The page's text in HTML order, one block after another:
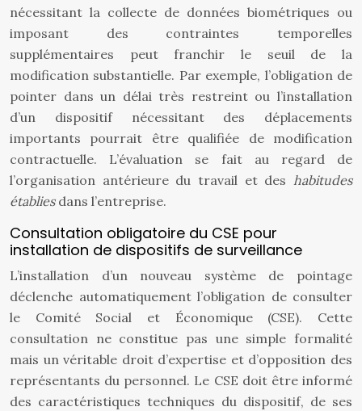
nécessitant la collecte de données biométriques ou
imposant des contraintes temporelles
supplémentaires peut franchir le seuil de la
modification substantielle. Par exemple, l’obligation de
pointer dans un délai très restreint ou l’installation
d’un dispositif nécessitant des déplacements
importants pourrait être qualifiée de modification
contractuelle. L’évaluation se fait au regard de
l’organisation antérieure du travail et des habitudes
établies dans l’entreprise.
Consultation obligatoire du CSE pour
installation de dispositifs de surveillance
L’installation d’un nouveau système de pointage
déclenche automatiquement l’obligation de consulter
le Comité Social et Économique (CSE). Cette
consultation ne constitue pas une simple formalité
mais un véritable droit d’expertise et d’opposition des
représentants du personnel. Le CSE doit être informé
des caractéristiques techniques du dispositif, de ses